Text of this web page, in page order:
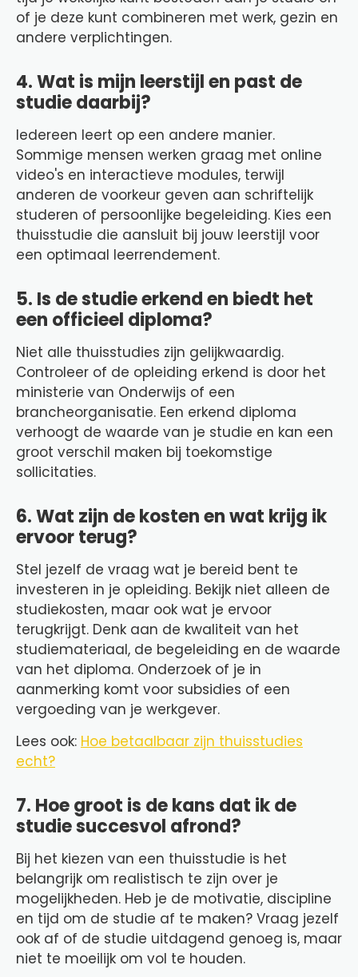
of je deze kunt combineren met werk, gezin en
andere verplichtingen.
4. Wat is mijn leerstijl en past de
studie daarbij?
Iedereen leert op een andere manier.
Sommige mensen werken graag met online
video's en interactieve modules, terwijl
anderen de voorkeur geven aan schriftelijk
studeren of persoonlijke begeleiding. Kies een
thuisstudie die aansluit bij jouw leerstijl voor
een optimaal leerrendement.
5. Is de studie erkend en biedt het
een officieel diploma?
Niet alle thuisstudies zijn gelijkwaardig.
Controleer of de opleiding erkend is door het
ministerie van Onderwijs of een
brancheorganisatie. Een erkend diploma
verhoogt de waarde van je studie en kan een
groot verschil maken bij toekomstige
sollicitaties.
6. Wat zijn de kosten en wat krijg ik
ervoor terug?
Stel jezelf de vraag wat je bereid bent te
investeren in je opleiding. Bekijk niet alleen de
studiekosten, maar ook wat je ervoor
terugkrijgt. Denk aan de kwaliteit van het
studiemateriaal, de begeleiding en de waarde
van het diploma. Onderzoek of je in
aanmerking komt voor subsidies of een
vergoeding van je werkgever.
Lees ook: Hoe betaalbaar zijn thuisstudies
echt?
7. Hoe groot is de kans dat ik de
studie succesvol afrond?
Bij het kiezen van een thuisstudie is het
belangrijk om realistisch te zijn over je
mogelijkheden. Heb je de motivatie, discipline
en tijd om de studie af te maken? Vraag jezelf
ook af of de studie uitdagend genoeg is, maar
niet te moeilijk om vol te houden.